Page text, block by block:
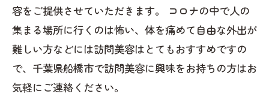
容をご提供させていただきます。 コロナの中で人の
集まる場所に行くのは怖い、体を痛めて自由な外出が
難しい方などには訪問美容はとてもおすすめですの
で、千葉県船橋市で訪問美容に興味をお持ちの方はお
気軽にご連絡ください。